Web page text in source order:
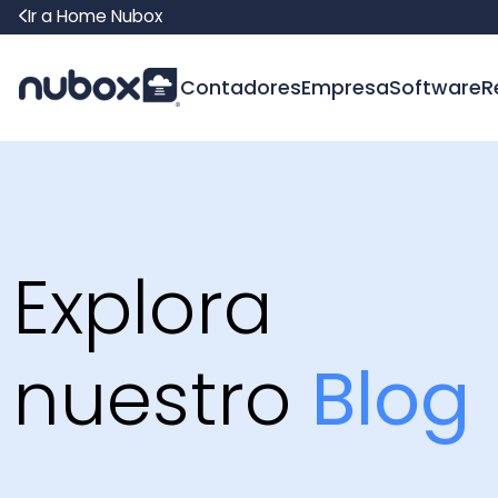
Ir a Home Nubox
ContadoresEmpresaSoftware
Explora
nuestro Blog